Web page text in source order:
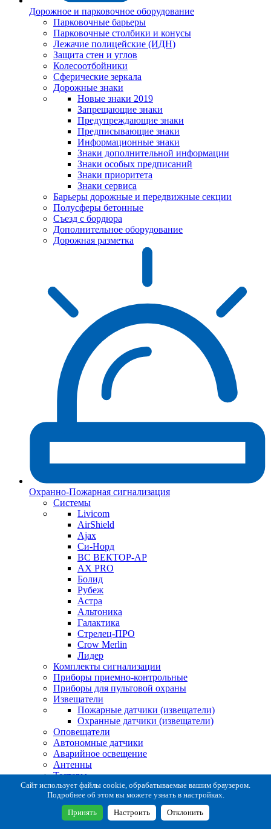
Дорожное и парковочное оборудование
Парковочные барьеры
Парковочные столбики и конусы
Лежачие полицейские (ИДН)
Защита стен и углов
Колесоотбойники
Сферические зеркала
Дорожные знаки
Новые знаки 2019
Запрещающие знаки
Предупреждающие знаки
Предписывающие знаки
Информационные знаки
Знаки дополнительной информации
Знаки особых предписаний
Знаки приоритета
Знаки сервиса
Барьеры дорожные и передвижные секции
Полусферы бетонные
Съезд с бордюра
Дополнительное оборудование
Дорожная разметка
Охранно-Пожарная сигнализация
Системы
Livicom
AirShield
Ajax
Си-Норд
ВС ВЕКТОР-АР
AX PRO
Болид
Рубеж
Астра
Альтоника
Галактика
Стрелец-ПРО
Crow Merlin
Лидер
Комплекты сигнализации
Приборы приемно-контрольные
Приборы для пультовой охраны
Извещатели
Пожарные датчики (извещатели)
Охранные датчики (извещатели)
Оповещатели
Автономные датчики
Аварийное освещение
Антенны
Тестеры
Система сбора извещений
Расходные и монтажные материалы
Коробки коммутационные
Кронштейны для извещателей
Сайт использует файлы cookie, обрабатываемые вашим браузером.
Подробнее об этом вы можете узнать в настройках.
Принять Настроить Отклонить